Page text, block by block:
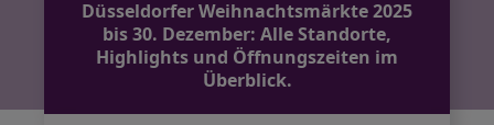
Düsseldorfer Weihnachtsmärkte 2025
bis 30. Dezember: Alle Standorte,
Highlights und Öffnungszeiten im
Überblick.